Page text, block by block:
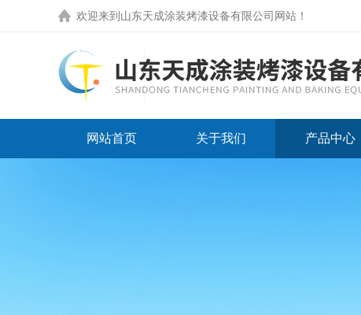
欢迎来到 山东天成涂装烤漆设备有限公司网站 ！
网站首页 关于我们 产品中心